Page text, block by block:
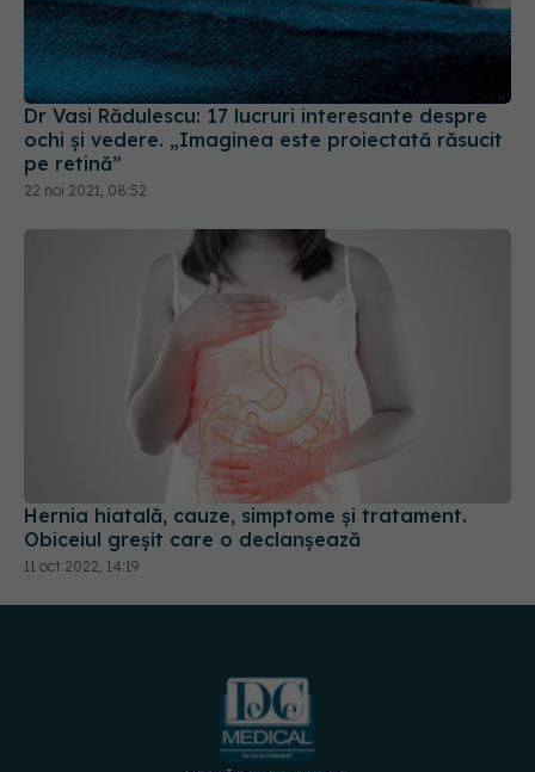
Dr Vasi Rădulescu: 17 lucruri interesante despre
ochi și vedere. „Imaginea este proiectată răsucit
pe retină”
22 noi 2021, 08:52
Hernia hiatală, cauze, simptome și tratament.
Obiceiul greșit care o declanșează
11 oct 2022, 14:19
URMĂREȘTE-NE PE: